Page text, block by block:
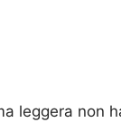
leggera non